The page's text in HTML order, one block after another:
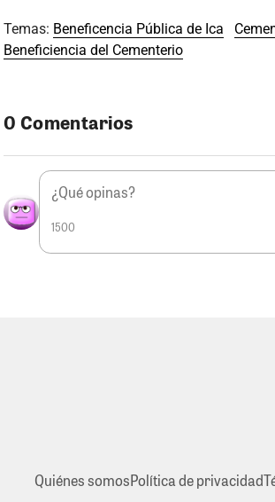
Temas: Beneficencia Pública de Ica
Beneficiencia del Cementerio
0 Comentarios
1500
Quiénes somosPolítica de privacidad